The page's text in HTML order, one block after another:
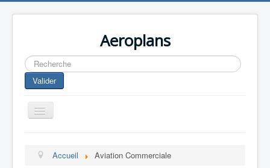
Aeroplans
Rechercher
Valider
Toggle
Navigation
Aviation Commerciale
Accueil Aviation Commerciale